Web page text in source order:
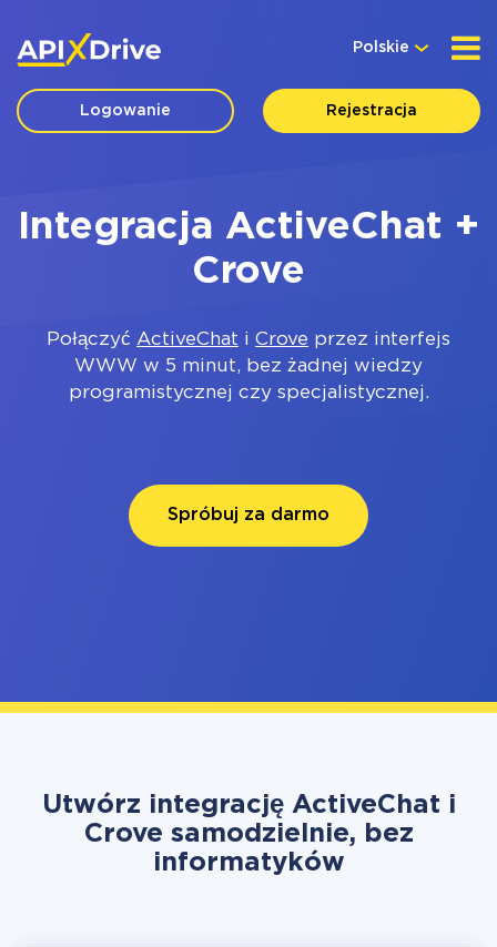
Polskie
Logowanie Rejestracja
Integracja ActiveChat +
Crove
Połączyć ActiveChat i Crove przez interfejs
WWW w 5 minut, bez żadnej wiedzy
programistycznej czy specjalistycznej.
Spróbuj za darmo
Utwórz integrację ActiveChat i
Crove samodzielnie, bez
informatyków